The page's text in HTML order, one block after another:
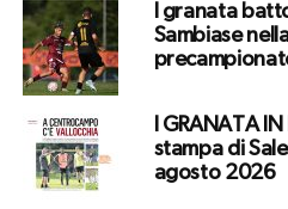
I granata
Sambiase
I GRANATA
stampa di
agosto 2026